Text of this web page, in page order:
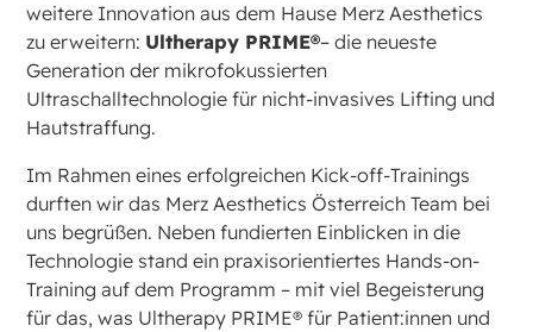
weitere Innovation aus dem Hause Merz Aesthetics
zu erweitern: Ultherapy PRIME®– die neueste
Generation der mikrofokussierten
Ultraschalltechnologie für nicht-invasives Lifting und
Hautstraffung.
Im Rahmen eines erfolgreichen Kick-off-Trainings
durften wir das Merz Aesthetics Österreich Team bei
uns begrüßen. Neben fundierten Einblicken in die
Technologie stand ein praxisorientiertes Hands-on-
Training auf dem Programm – mit viel Begeisterung
für das, was Ultherapy PRIME® für Patient:innen und